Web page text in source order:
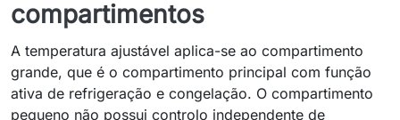
compartimentos
A temperatura ajustável aplica-se ao compartimento
grande, que é o compartimento principal com função
ativa de refrigeração e congelação. O compartimento
pequeno não possui controlo independente de